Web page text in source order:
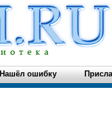
Нашёл ошибку